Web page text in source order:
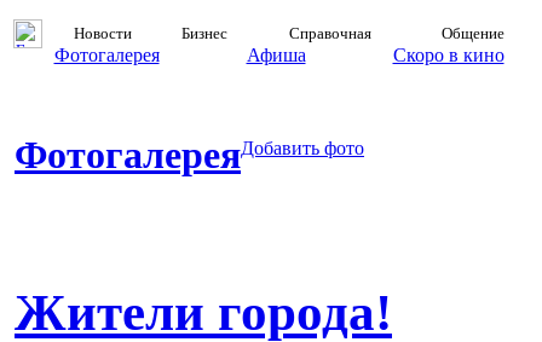
Новости Бизнес Справочная Общение
Фотогалерея Афиша Скоро в кино
ФотогалереяДобавить фото
Жители города!